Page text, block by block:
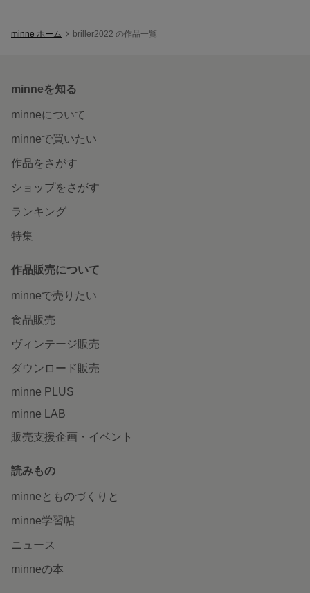
minne ホーム briller2022 の作品一覧
minneを知る
minneについて
minneで買いたい
作品をさがす
ショップをさがす
ランキング
特集
作品販売について
minneで売りたい
食品販売
ヴィンテージ販売
ダウンロード販売
minne PLUS
minne LAB
販売支援企画・イベント
読みもの
minneとものづくりと
minne学習帖
ニュース
minneの本